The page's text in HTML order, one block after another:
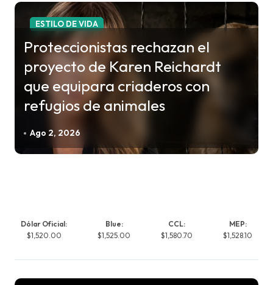
ESTILO DE VIDA
Proteccionistas rechazan el
proyecto de Karen Reichardt
que equipara criaderos con
refugios de animales
Ago 2, 2026
Dólar Oficial:
$1,520.00
Blue:
$1,525.00
CCL:
$1,580.70
MEP:
$1,528.10